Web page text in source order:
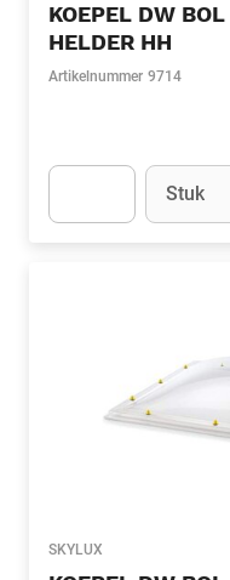
KOEPEL DW
HELDER HH
Artikelnummer 9714
Eenheid
Stuk
SKYLUX